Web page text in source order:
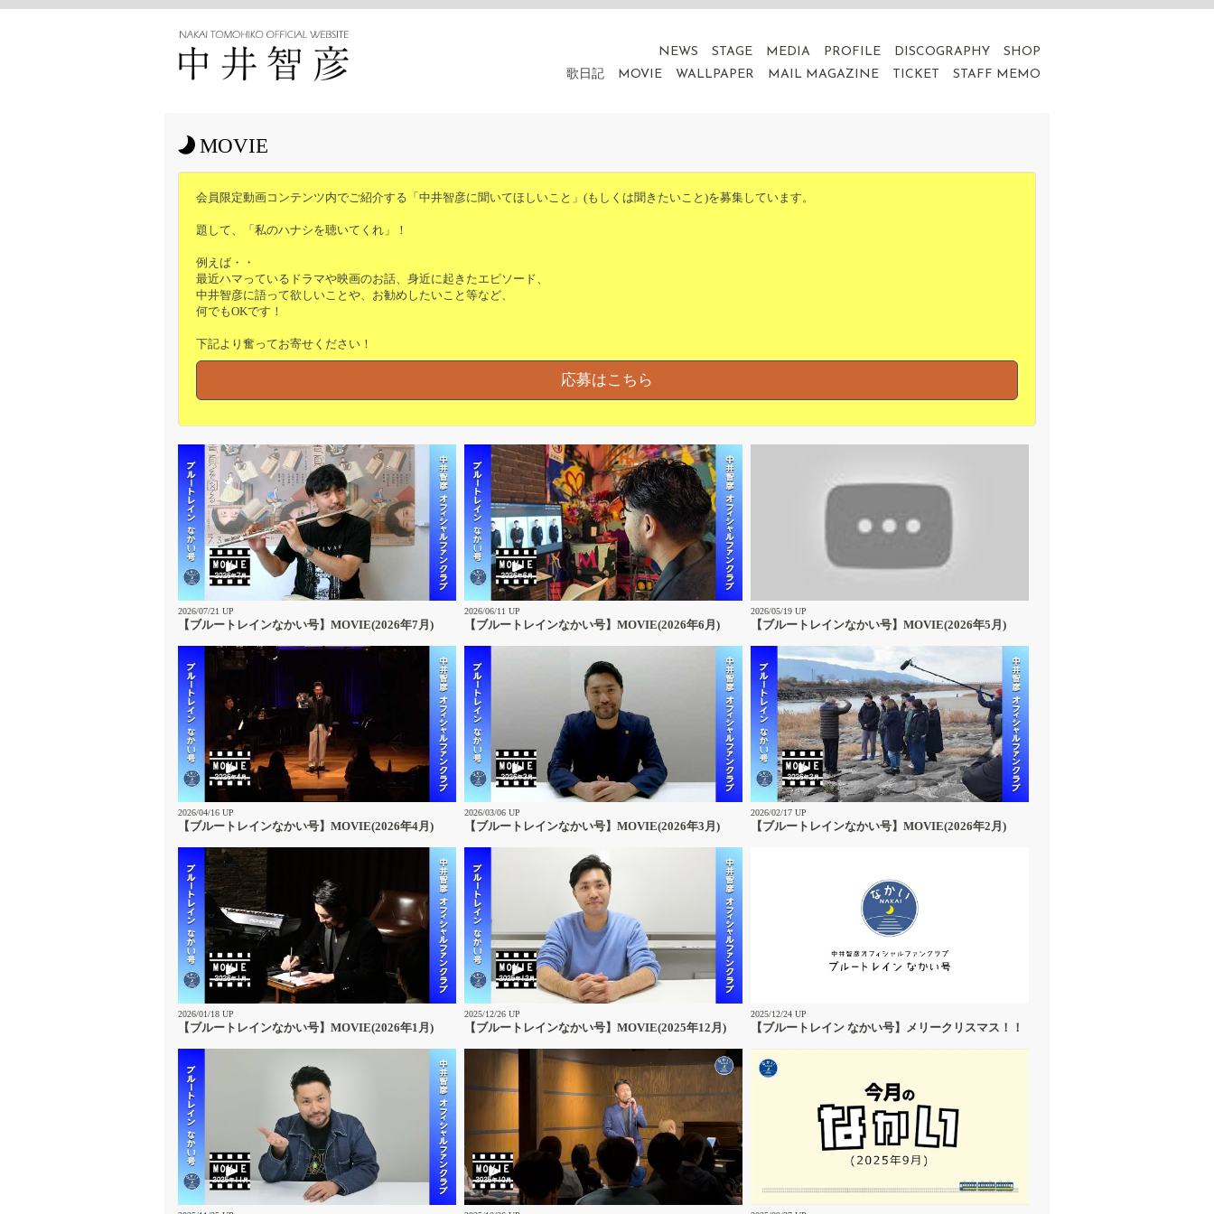
NEWS STAGE MEDIA PROFILE DISCOGRAPHY
SHOP
歌日記
MOVIE WALLPAPER MAIL MAGAZINE TICKET STAFF MEMO
MOVIE
会員限定動画コンテンツ内でご紹介する「中井智彦に聞いてほしいこと」(もしくは聞きたいこと)を募集しています。
題して、「私のハナシを聴いてくれ」！
例えば・・
最近ハマっているドラマや映画のお話、身近に起きたエピソード、
中井智彦に語って欲しいことや、お勧めしたいこと等など、
何でもOKです！
下記より奮ってお寄せください！
応募はこちら
2026/07/21 UP
【ブルートレインなかい号】MOVIE(2026年7月)
2026/06/11 UP
【ブルートレインなかい号】MOVIE(2026年6月)
2026/05/19 UP
【ブルートレインなかい号】MOVIE(2026年5月)
2026/04/16 UP
【ブルートレインなかい号】MOVIE(2026年4月)
2026/03/06 UP
【ブルートレインなかい号】MOVIE(2026年3月)
2026/02/17 UP
【ブルートレインなかい号】MOVIE(2026年2月)
2026/01/18 UP
【ブルートレインなかい号】MOVIE(2026年1月)
2025/12/26 UP
【ブルートレインなかい号】MOVIE(2025年12月)
2025/12/24 UP
【ブルートレイン なかい号】メリークリスマス！！